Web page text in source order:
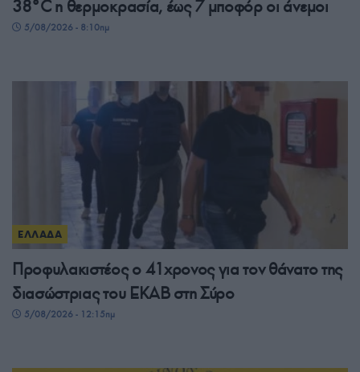
38°C η θερμοκρασία, έως 7 μποφόρ οι άνεμοι
5/08/2026 - 8:10πμ
ΕΛΛΑΔΑ
Προφυλακιστέος ο 41χρονος για τον θάνατο της
διασώστριας του ΕΚΑΒ στη Σύρο
5/08/2026 - 12:15πμ